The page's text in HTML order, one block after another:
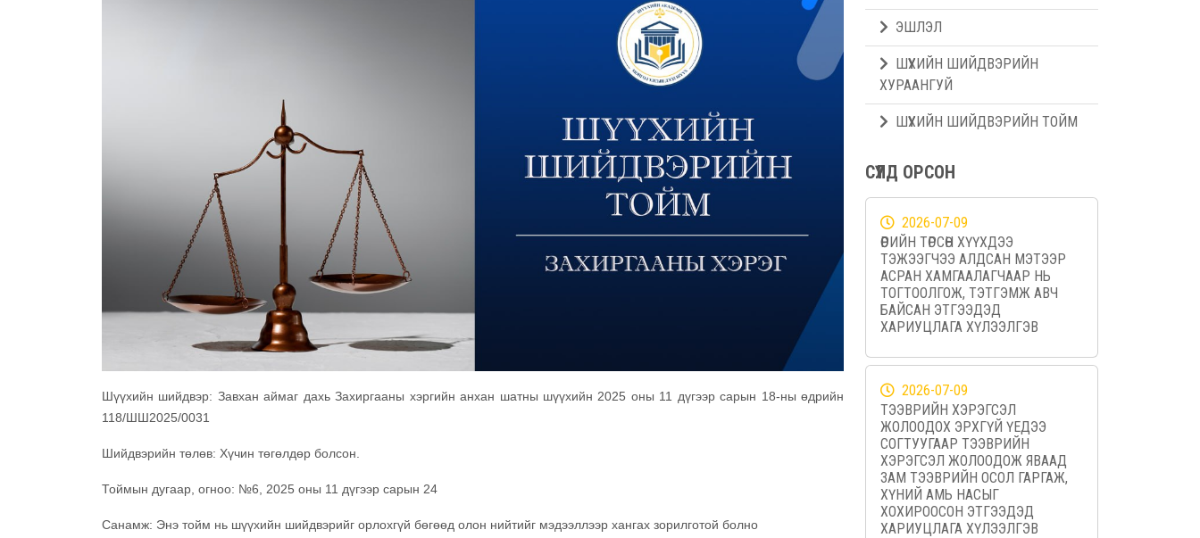
Шүүхийн шийдвэр: Завхан аймаг дахь Захиргааны хэргийн анхан шатны шүүхийн 2025 оны 11 дүгээр сарын 18-ны өдрийн
118/ШШ2025/0031
Шийдвэрийн төлөв: Хүчин төгөлдөр болсон.
Тоймын дугаар, огноо: №6, 2025 оны 11 дүгээр сарын 24
Санамж: Энэ тойм нь шүүхийн шийдвэрийг орлохгүй бөгөөд олон нийтийг мэдээллээр хангах зорилготой болно
ЭШЛЭЛ
ШҮҮХИЙН ШИЙДВЭРИЙН
ХУРААНГУЙ
ШҮҮХИЙН ШИЙДВЭРИЙН ТОЙМ
СҮҮЛД ОРСОН
2026-07-09
ӨӨРИЙН ТӨРСӨН ХҮҮХДЭЭ
ТЭЖЭЭГЧЭЭ АЛДСАН МЭТЭЭР
АСРАН ХАМГААЛАГЧААР НЬ
ТОГТООЛГОЖ, ТЭТГЭМЖ АВЧ
БАЙСАН ЭТГЭЭДЭД
ХАРИУЦЛАГА ХҮЛЭЭЛГЭВ
2026-07-09
ТЭЭВРИЙН ХЭРЭГСЭЛ
ЖОЛООДОХ ЭРХГҮЙ ҮЕДЭЭ
СОГТУУГААР ТЭЭВРИЙН
ХЭРЭГСЭЛ ЖОЛООДОЖ ЯВААД
ЗАМ ТЭЭВРИЙН ОСОЛ ГАРГАЖ,
ХҮНИЙ АМЬ НАСЫГ
ХОХИРООСОН ЭТГЭЭДЭД
ХАРИУЦЛАГА ХҮЛЭЭЛГЭВ